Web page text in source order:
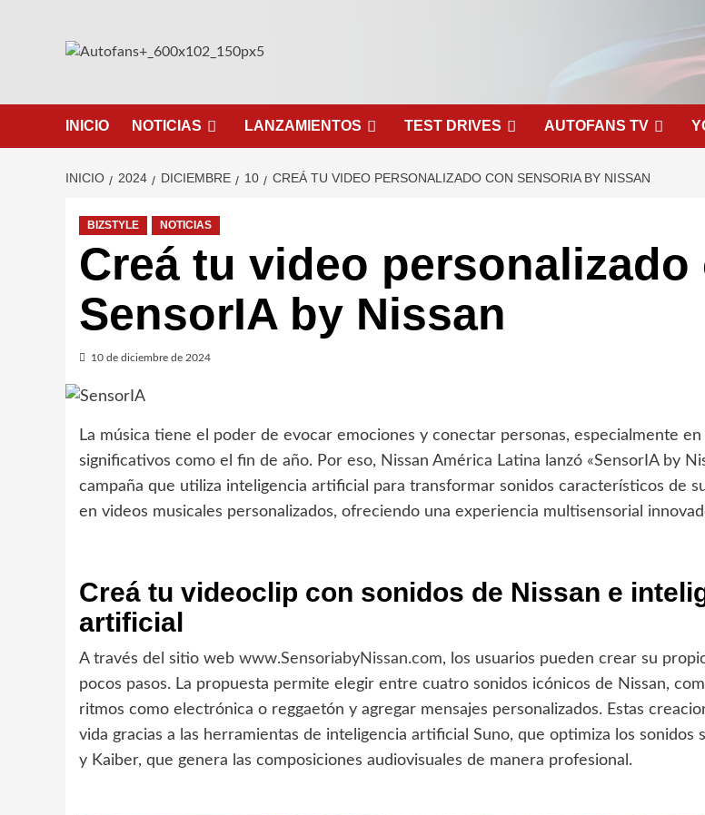
INICIO NOTICIAS LANZAMIENTOS TEST DRIVES AUTOFANS TV
INICIO 2024 DICIEMBRE 10 CREÁ TU VIDEO PERSONALIZADO CON SENSORIA BY NISSAN
BIZSTYLE NOTICIAS
Creá tu video personalizado
SensorIA by Nissan
10 de diciembre de 2024
La música tiene el poder de evocar emociones y conectar personas, especialmente
significativos como el fin de año. Por eso, Nissan América Latina lanzó «SensorIA by
campaña que utiliza inteligencia artificial para transformar sonidos característicos de
en videos musicales personalizados, ofreciendo una experiencia multisensorial
Creá tu videoclip con sonidos de Nissan e
artificial
A través del sitio web www.SensoriabyNissan.com, los usuarios pueden crear su
pocos pasos. La propuesta permite elegir entre cuatro sonidos icónicos de Nissan,
ritmos como electrónica o reggaetón y agregar mensajes personalizados. Estas
vida gracias a las herramientas de inteligencia artificial Suno, que optimiza los sonidos
y Kaiber, que genera las composiciones audiovisuales de manera profesional.